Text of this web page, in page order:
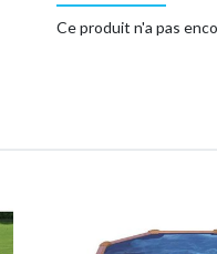
Comprend une
Ce produit n'a pas